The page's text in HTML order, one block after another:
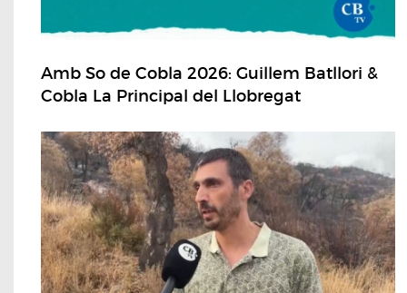
Amb So de Cobla 2026: Guillem Batllori &
Cobla La Principal del Llobregat